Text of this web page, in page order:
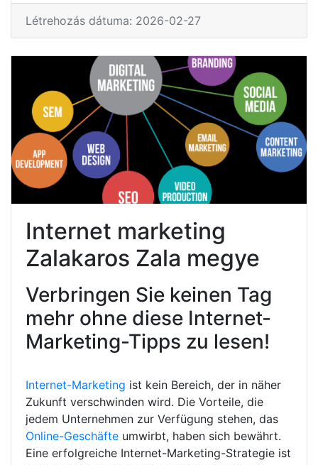
Létrehozás dátuma: 2026-02-27
Internet marketing
Zalakaros Zala megye
Verbringen Sie keinen Tag
mehr ohne diese Internet-
Marketing-Tipps zu lesen!
Internet-Marketing ist kein Bereich, der in näher
Zukunft verschwinden wird. Die Vorteile, die
jedem Unternehmen zur Verfügung stehen, das
Online-Geschäfte umwirbt, haben sich bewährt.
Eine erfolgreiche Internet-Marketing-Strategie ist